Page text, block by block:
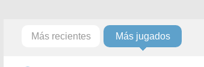
Más recientes Más jugados